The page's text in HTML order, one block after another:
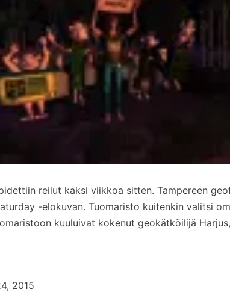
reilut kaksi viikkoa sitten. Tampereen
-elokuvan. Tuomaristo kuitenkin valitsi
kuuluivat kokenut geokätköilijä
2015